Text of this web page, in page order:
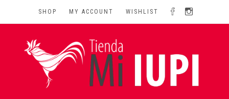
SHOP MY ACCOUNT WISHLIST